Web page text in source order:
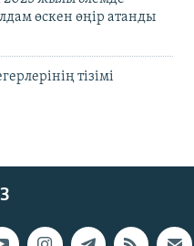
өскен өңір атанды
тізімі